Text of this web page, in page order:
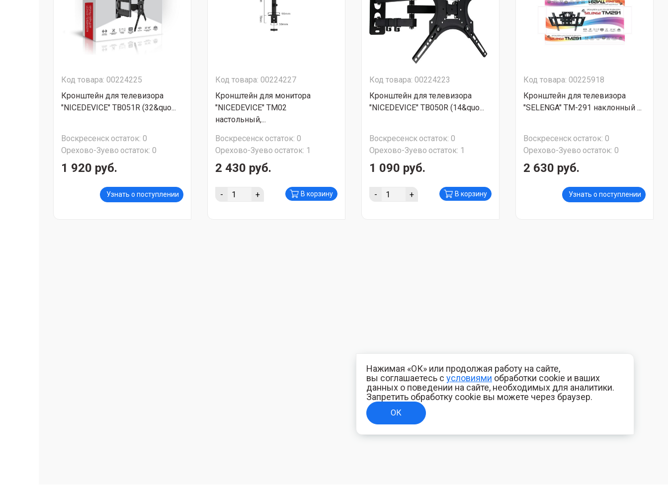
Код товара: 00224225
Кронштейн для телевизора
"NICEDEVICE" ТB051R (32&quo...
Воскресенскостаток: 0
Орехово-Зуево остаток: 0
1 920 руб.
Узнать о поступлении
Код товара: 00224227
Кронштейн для монитора
"NICEDEVICE" TM02
настольный,...
Воскресенскостаток: 0
Орехово-Зуево остаток: 1
2 430 руб.
- + В корзину
Код товара: 00224223
Кронштейн для телевизора
"NICEDEVICE" ТB050R (14&quo...
Воскресенскостаток: 0
Орехово-Зуево остаток: 1
1 090 руб.
- + В корзину
Код товара: 00225918
Кронштейн для телевизора
"SELENGA" ТМ-291 наклонный ...
Воскресенскостаток: 0
Орехово-Зуево остаток: 0
2 630 руб.
Узнать о поступлении
Нажимая «ОК» или продолжая работу на сайте,
вы соглашаетесь с условиями обработки cookie и ваших
данных о поведении на сайте, необходимых для аналитики.
Запретить обработку cookie вы можете через браузер.
ОК